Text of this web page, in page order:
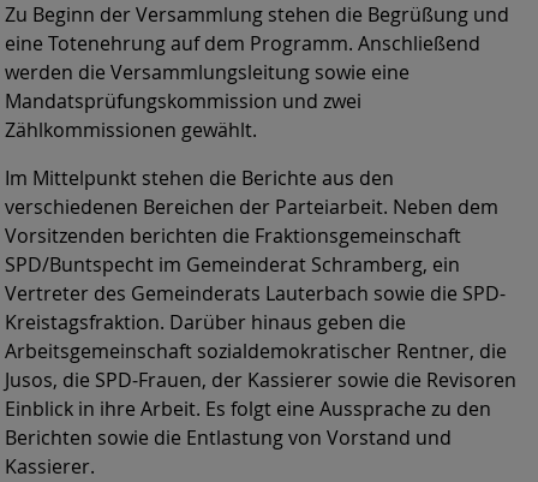
Zu Beginn der Versammlung stehen die Begrüßung und
eine Totenehrung auf dem Programm. Anschließend
werden die Versammlungsleitung sowie eine
Mandatsprüfungskommission und zwei
Zählkommissionen gewählt.
Im Mittelpunkt stehen die Berichte aus den
verschiedenen Bereichen der Parteiarbeit. Neben dem
Vorsitzenden berichten die Fraktionsgemeinschaft
SPD/Buntspecht im Gemeinderat Schramberg, ein
Vertreter des Gemeinderats Lauterbach sowie die SPD-
Kreistagsfraktion. Darüber hinaus geben die
Arbeitsgemeinschaft sozialdemokratischer Rentner, die
Jusos, die SPD-Frauen, der Kassierer sowie die Revisoren
Einblick in ihre Arbeit. Es folgt eine Aussprache zu den
Berichten sowie die Entlastung von Vorstand und
Kassierer.